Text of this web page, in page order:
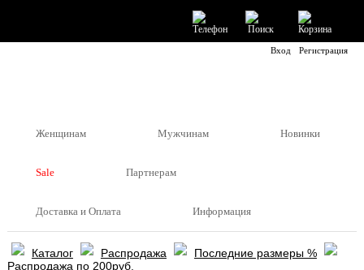
Вход Регистрация
Женщинам Мужчинам Новинки
Sale Партнерам
Доставка и Оплата Информация
Каталог Распродажа
Последние размеры %
Распродажа по 200руб.